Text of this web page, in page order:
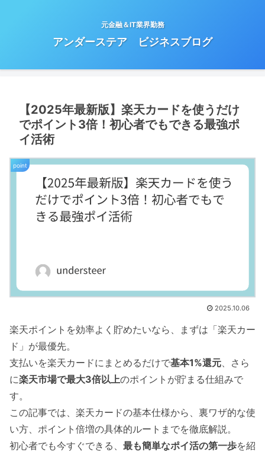
元金融＆IT業界勤務
アンダーステア ビジネスブログ
【2025年最新版】楽天カードを使うだけ
でポイント3倍！初心者でもできる最強ポ
イ活術
point
2025.10.06
楽天ポイントを効率よく貯めたいなら、まずは「楽天カー
ド」が最優先。
支払いを楽天カードにまとめるだけで基本1%還元 、さら
に楽天市場で最大3倍以上のポイントが貯まる仕組みで
す。
この記事では、楽天カードの基本仕様から、裏ワザ的な使
い方、ポイント倍増の具体的ルートまでを徹底解説。
初心者でも今すぐできる、 最も簡単なポイ活の第一歩を紹